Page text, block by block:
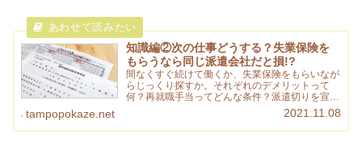
知識編②次の仕事どうする？失業保険を
もらうなら同じ派遣会社だと損!?
間なくすぐ続けて働くか、失業保険をもらいなが
らじっくり探すか。それぞれのデメリットって
何？再就職手当ってどんな条件？派遣切りを宣告
された後の知っておきたい知識をご紹介します。
tampopokaze.net 2021.11.08